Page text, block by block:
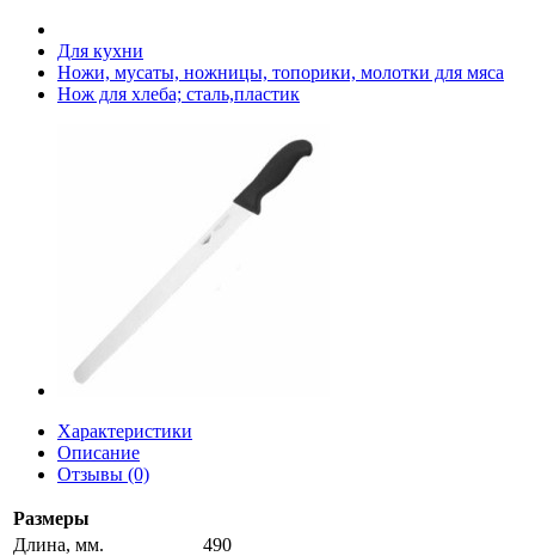
Для кухни
Ножи, мусаты, ножницы, топорики, молотки для мяса
Нож для хлеба; сталь,пластик
Характеристики
Описание
Отзывы (0)
Размеры
Длина, мм.
490